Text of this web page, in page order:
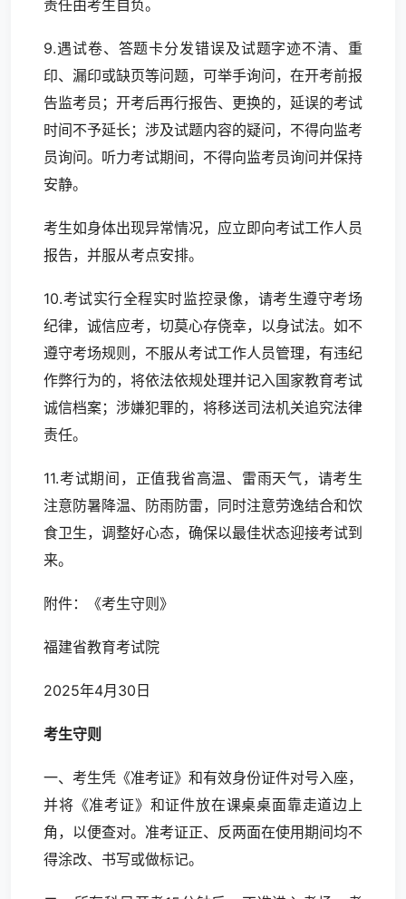
责任由考生自负。
9.遇试卷、答题卡分发错误及试题字迹不清、重
印、漏印或缺页等问题，可举手询问，在开考前报
告监考员；开考后再行报告、更换的，延误的考试
时间不予延长；涉及试题内容的疑问，不得向监考
员询问。听力考试期间，不得向监考员询问并保持
安静。
考生如身体出现异常情况，应立即向考试工作人员
报告，并服从考点安排。
10.考试实行全程实时监控录像，请考生遵守考场
纪律，诚信应考，切莫心存侥幸，以身试法。如不
遵守考场规则，不服从考试工作人员管理，有违纪
作弊行为的，将依法依规处理并记入国家教育考试
诚信档案；涉嫌犯罪的，将移送司法机关追究法律
责任。
11.考试期间，正值我省高温、雷雨天气，请考生
注意防暑降温、防雨防雷，同时注意劳逸结合和饮
食卫生，调整好心态，确保以最佳状态迎接考试到
来。
附件：《考生守则》
福建省教育考试院
2025年4月30日
考生守则
一、考生凭《准考证》和有效身份证件对号入座，
并将《准考证》和证件放在课桌桌面靠走道边上
角，以便查对。准考证正、反两面在使用期间均不
得涂改、书写或做标记。